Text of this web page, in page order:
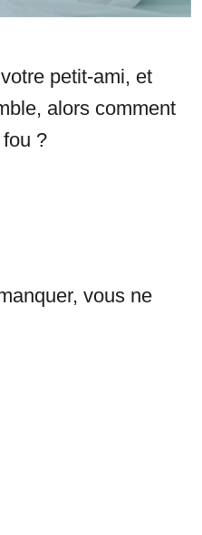
petit-ami, et
alors comment
?
vous ne